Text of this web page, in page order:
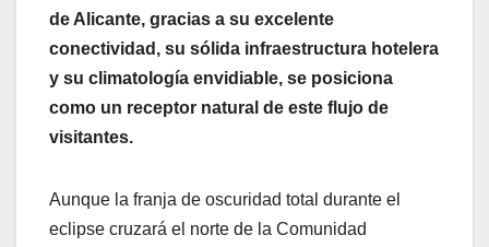
de Alicante, gracias a su excelente
conectividad, su sólida infraestructura hotelera
y su climatología envidiable, se posiciona
como un receptor natural de este flujo de
visitantes.
Aunque la franja de oscuridad total durante el
eclipse cruzará el norte de la Comunidad